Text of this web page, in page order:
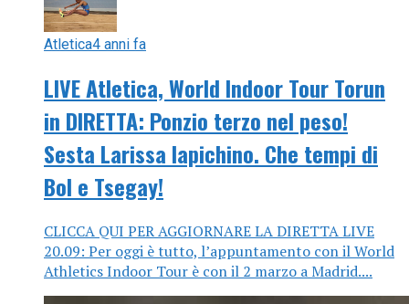
Atletica4 anni fa
LIVE Atletica, World Indoor Tour Torun
in DIRETTA: Ponzio terzo nel peso!
Sesta Larissa Iapichino. Che tempi di
Bol e Tsegay!
CLICCA QUI PER AGGIORNARE LA DIRETTA LIVE
20.09: Per oggi è tutto, l’appuntamento con il World
Athletics Indoor Tour è con il 2 marzo a Madrid....